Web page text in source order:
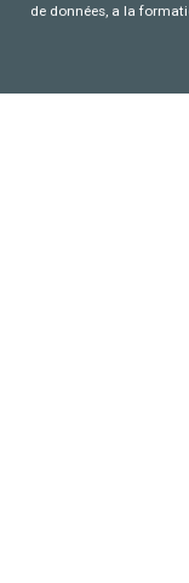
de données, a la